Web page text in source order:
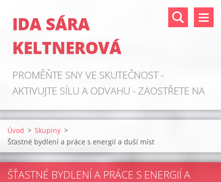
IDA SÁRA
KELTNEROVÁ
PROMĚŇTE SNY VE SKUTEČNOST -
AKTIVUJTE SÍLU A ODVAHU - ZAOSTŘETE NA
ZDROJE!
Úvod > Skupiny >
Šťastné bydlení a práce s energií a duší míst
ŠŤASTNÉ BYDLENÍ A PRÁCE S ENERGIÍ A